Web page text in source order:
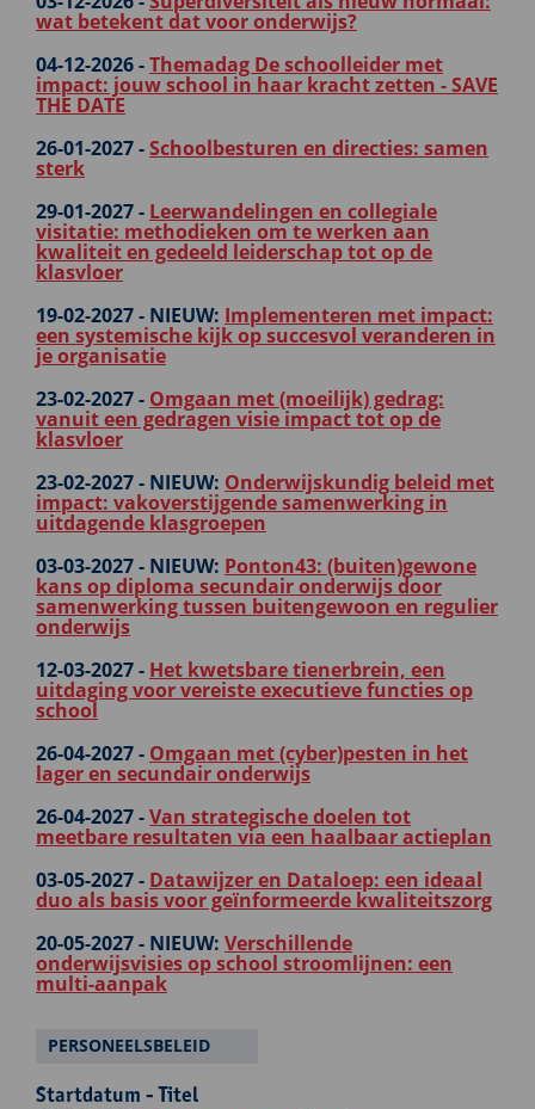
wat betekent dat voor onderwijs?
04-12-2026 -Themadag De schoolleider met
impact: jouw school in haar kracht zetten - SAVE
THE DATE
26-01-2027 -Schoolbesturen en directies: samen
sterk
29-01-2027 - Leerwandelingen en collegiale
visitatie: methodieken om te werken aan
kwaliteit en gedeeld leiderschap tot op de
klasvloer
19-02-2027 - NIEUW: Implementeren met impact:
een systemische kijk op succesvol veranderen in
je organisatie
23-02-2027 - Omgaan met (moeilijk) gedrag:
vanuit een gedragen visie impact tot op de
klasvloer
23-02-2027 - NIEUW: Onderwijskundig beleid met
impact: vakoverstijgende samenwerking in
uitdagende klasgroepen
03-03-2027 - NIEUW: Ponton43: (buiten)gewone
kans op diploma secundair onderwijs door
samenwerking tussen buitengewoon en regulier
onderwijs
12-03-2027 - Het kwetsbare tienerbrein, een
uitdaging voor vereiste executieve functies op
school
26-04-2027 - Omgaan met (cyber)pesten in het
lager en secundair onderwijs
26-04-2027 -Van strategische doelen tot
meetbare resultaten via een haalbaar actieplan
03-05-2027 - Datawijzer en Dataloep: een ideaal
duo als basis voor geïnformeerde kwaliteitszorg
20-05-2027 - NIEUW: Verschillende
onderwijsvisies op school stroomlijnen: een
multi-aanpak
PERSONEELSBELEID
Startdatum - Titel